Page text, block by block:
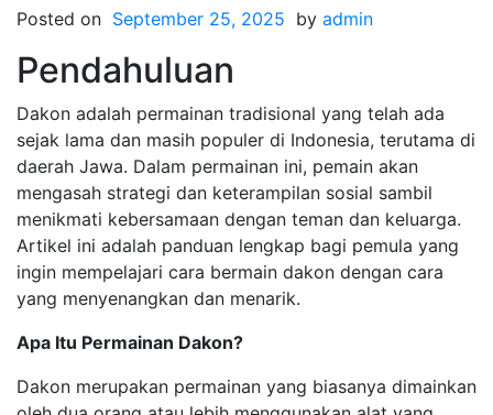
Posted on September 25, 2025 by admin
Pendahuluan
Dakon adalah permainan tradisional yang telah ada
sejak lama dan masih populer di Indonesia, terutama di
daerah Jawa. Dalam permainan ini, pemain akan
mengasah strategi dan keterampilan sosial sambil
menikmati kebersamaan dengan teman dan keluarga.
Artikel ini adalah panduan lengkap bagi pemula yang
ingin mempelajari cara bermain dakon dengan cara
yang menyenangkan dan menarik.
Apa Itu Permainan Dakon?
Dakon merupakan permainan yang biasanya dimainkan